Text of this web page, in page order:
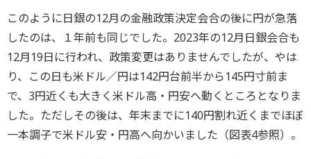
このように日銀の12月の金融政策決定会合の後に円が急落
したのは、１年前も同じでした。2023年の12月日銀会合も
12月19日に行われ、政策変更はありませんでしたが、やは
り、この日も米ドル／円は142円台前半から145円寸前ま
で、3円近くも大きく米ドル高・円安へ動くところとなりま
した。ただしその後は、年末までに140円割れ近くまでほぼ
一本調子で米ドル安・円高へ向かいました（図表4参照）。